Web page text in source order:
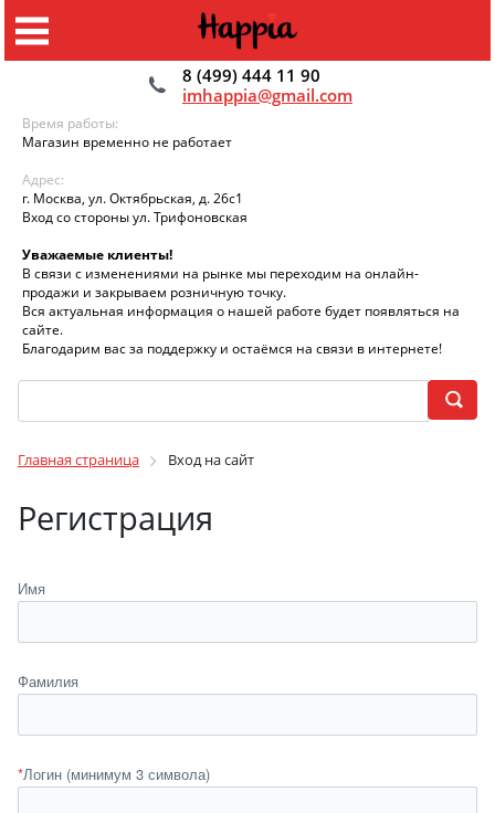
8 (499) 444 11 90
imhappia@gmail.com
Время работы:
Магазин временно не работает
Адрес:
г. Москва, ул. Октябрьская, д. 26с1
Вход со стороны ул. Трифоновская
Уважаемые клиенты!
В связи с изменениями на рынке мы переходим на онлайн-
продажи и закрываем розничную точку.
Вся актуальная информация о нашей работе будет появляться на
сайте.
Благодарим вас за поддержку и остаёмся на связи в интернете!
Главная страница Вход на сайт
Регистрация
Имя
Фамилия
*Логин (минимум 3 символа)